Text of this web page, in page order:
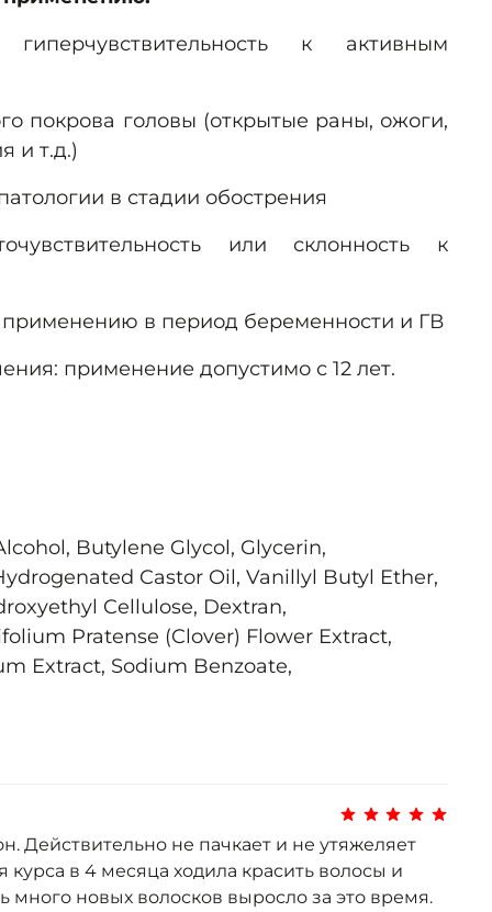
- улучшает микроциркуляцию крови,
волосяных фолликулов.
(Vanillyl Butyl Ether
- обладает
усиливает кровообращение в коже
стимуляции роста волос.
гиперчувствительность к активным
покрова головы (открытые раны, ожоги,
и т.д.)
в стадии обострения
или склонность к
применению в период беременности и ГВ
применение допустимо с 12 лет.
, Butylene Glycol, Glycerin,
Castor Oil, Vanillyl Butyl Ether,
Cellulose, Dextran,
Pratense (Clover) Flower Extract,
Extract, Sodium Benzoate,
Действительно не пачкает и не утяжеляет
курса в 4 месяца ходила красить волосы и
много новых волосков выросло за это время.